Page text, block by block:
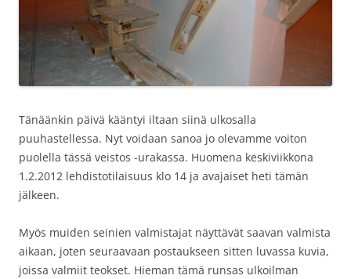
Tänäänkin päivä kääntyi iltaan siinä ulkosalla
puuhastellessa. Nyt voidaan sanoa jo olevamme voiton
puolella tässä veistos -urakassa. Huomena keskiviikkona
1.2.2012 lehdistotilaisuus klo 14 ja avajaiset heti tämän
jälkeen.
Myös muiden seinien valmistajat näyttävät saavan valmista
aikaan, joten seuraavaan postaukseen sitten luvassa kuvia,
joissa valmiit teokset. Hieman tämä runsas ulkoilman